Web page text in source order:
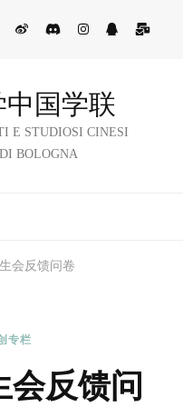
国学联
E STUDIOSI CINESI
BOLOGNA
会反馈问卷
专栏
会反馈问